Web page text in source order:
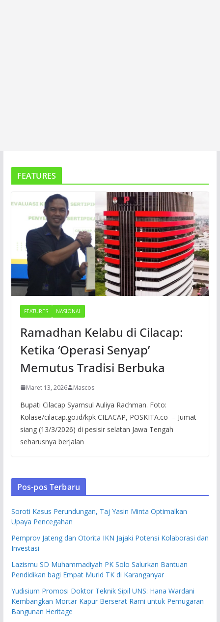
FEATURES
FEATURES NASIONAL
Ramadhan Kelabu di Cilacap:
Ketika ‘Operasi Senyap’
Memutus Tradisi Berbuka
Maret 13, 2026 Mascos
Bupati Cilacap Syamsul Auliya Rachman. Foto:
Kolase/cilacap.go.id/kpk CILACAP, POSKITA.co – Jumat
siang (13/3/2026) di pesisir selatan Jawa Tengah
seharusnya berjalan
Pos-pos Terbaru
Soroti Kasus Perundungan, Taj Yasin Minta Optimalkan
Upaya Pencegahan
Pemprov Jateng dan Otorita IKN Jajaki Potensi Kolaborasi dan
Investasi
Lazismu SD Muhammadiyah PK Solo Salurkan Bantuan
Pendidikan bagi Empat Murid TK di Karanganyar
Yudisium Promosi Doktor Teknik Sipil UNS: Hana Wardani
Kembangkan Mortar Kapur Berserat Rami untuk Pemugaran
Bangunan Heritage